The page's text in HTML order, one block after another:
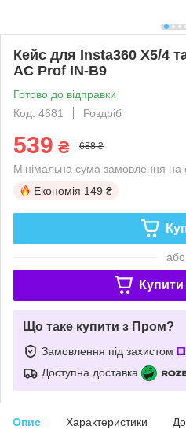
Кейс для Insta360 X5/4
AC Prof IN-B9
Готово до відправки
Код: 4681
Роздріб
539 ₴ 688 ₴
Мінімальна сума замовлення на
Економія 149 ₴
або
Купити
Що таке купити з Пром?
Замовлення під захистом
Доступна доставка
Опис Характеристики